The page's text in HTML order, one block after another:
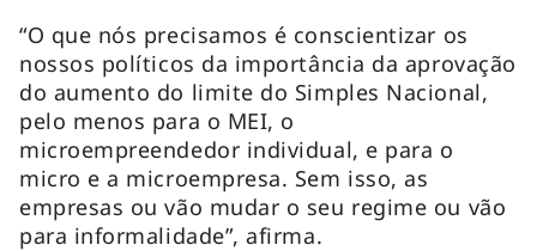
“O que nós precisamos é conscientizar os
nossos políticos da importância da aprovação
do aumento do limite do Simples Nacional,
pelo menos para o MEI, o
microempreendedor individual, e para o
micro e a microempresa. Sem isso, as
empresas ou vão mudar o seu regime ou vão
para informalidade”, afirma.